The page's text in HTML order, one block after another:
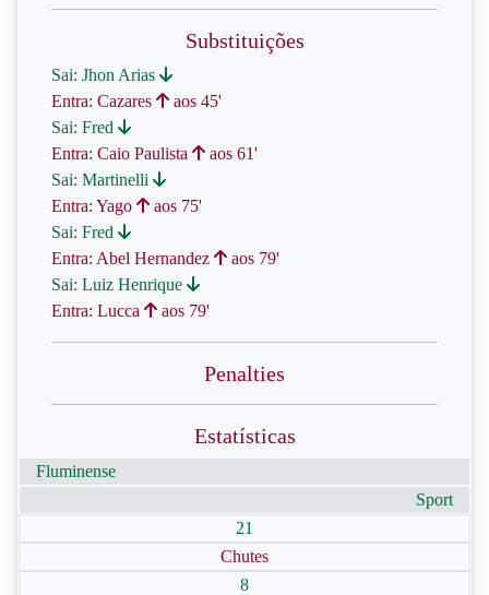
Substituições
Sai: Jhon Arias
Entra: Cazares
aos 45'
Sai: Fred
Entra: Caio Paulista
aos 61'
Sai: Martinelli
Entra: Yago
aos 75'
Sai: Fred
Entra: Abel Hernandez
aos 79'
Sai: Luiz Henrique
Entra: Lucca
aos 79'
Penalties
Estatísticas
Fluminense
Sport
21
Chutes
8